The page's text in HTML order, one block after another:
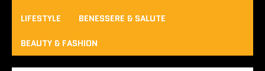
LIFESTYLE BENESSERE & SALUTE
BEAUTY & FASHION